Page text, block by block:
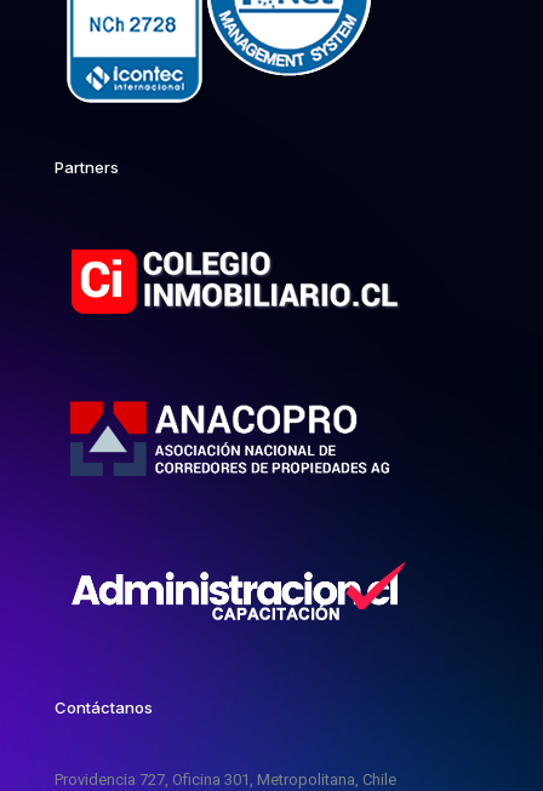
Partners
Contáctanos
Providencia 727, Oficina 301, Metropolitana, Chile